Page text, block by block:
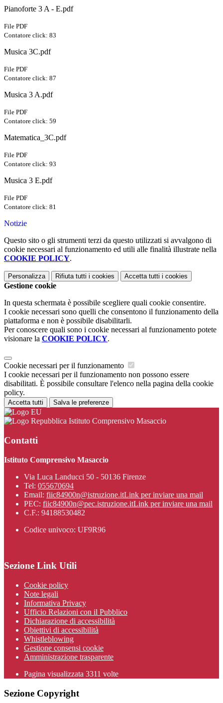
Pianoforte 3 A - E.pdf
File PDF
Contatore click: 83
Musica 3C.pdf
File PDF
Contatore click: 87
Musica 3 A.pdf
File PDF
Contatore click: 59
Matematica_3C.pdf
File PDF
Contatore click: 93
Musica 3 E.pdf
File PDF
Contatore click: 81
Notizie
Questo sito o gli strumenti terzi da questo utilizzati si avvalgono di
cookie necessari al funzionamento ed utili alle finalità illustrate nella
COOKIE POLICY.
Personalizza Rifiuta tutti i cookies Accetta tutti i cookies
Gestione cookie
In questa schermata è possibile scegliere quali cookie consentire.
I cookie necessari sono quelli che consentono il funzionamento della
piattaforma e non è possibile disabilitarli.
Per conoscere quali sono i cookie necessari al funzionamento potete
visionare la COOKIE POLICY.
Cookie necessari per il funzionamento
I cookie necessari per il funzionamento non possono essere
disabilitati. È possibile consultare l'elenco nella pagina della cookie
policy.
Accetta tutti Salva le preferenze
Istituto Comprensivo Masaccio
Contatti
Istituto Comprensivo Masaccio
Via Luca Landucci 50 - 50136 Firenze
Tel: 055670694
Email: fiic84900n@istruzione.itLink per inviare una mail
PEC: fiic84900n@pec.istruzione.itLink per inviare una mail
C.F.: 94188530482
Codice univoco: UF9R96
Sezione Link Utili
Cookie policy
Note legali
Informativa Privacy
Ufficio Relazioni con il Pubblico
Dichiarazione di accessibilità
Obiettivi di accessibilità
Whistleblowing
Gestione consensi cookie
Amministrazione trasparente
Pagina visualizzata 3311 volte
Sezione Copyright